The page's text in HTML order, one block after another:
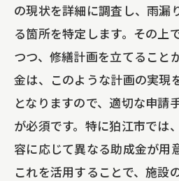
の現状を詳細に調査し、雨漏
る箇所を特定します。その上
つつ、修繕計画を立てること
金は、このような計画の実現
となりますので、適切な申請
が必須です。特に狛江市では
容に応じて異なる助成金が用
これを活用することで、施設